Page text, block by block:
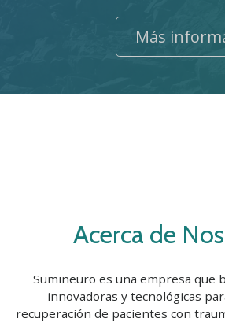
Más
Acerca de
Sumineuro es una empresa que
innovadoras y tecnológicas
recuperación de pacientes con